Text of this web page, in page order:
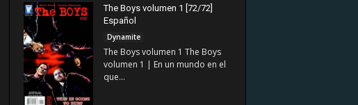
The Boys volumen 1 [72/72]
Español
Dynamite
The Boys volumen 1 The Boys
volumen 1 | En un mundo en el
que...